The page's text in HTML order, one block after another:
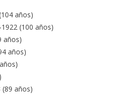
años)
(100 años)
años)
años)
(89 años)